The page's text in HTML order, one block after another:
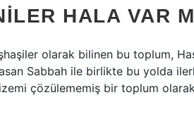
HALA VAR
olarak bilinen bu toplum,
Sabbah ile birlikte bu yolda
çözülememiş bir toplum